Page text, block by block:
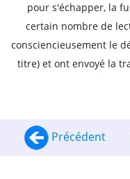
pour s'échapper, la
certain nombre de
consciencieusement le
titre) et ont envoyé la
Précédent